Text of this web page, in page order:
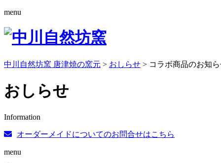
menu
中川自然坊窯 唐津焼の窯元 > おしらせ > コラボ商品のお知
おしらせ
Information
オーダーメイドについてのお問合せはこちら
menu